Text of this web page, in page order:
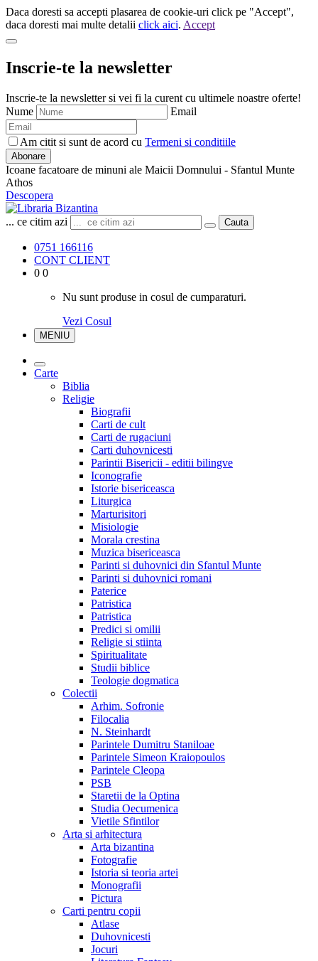
Daca doresti sa accepti plasarea de cookie-uri click pe "Accept",
daca doresti mai multe detalii click aici. Accept
Inscrie-te la newsletter
Inscrie-te la newsletter si vei fi la curent cu ultimele noastre oferte!
Nume
Email
Am citit si sunt de acord cu Termeni si conditiile
Abonare
Icoane facatoare de minuni ale Maicii Domnului - Sfantul Munte
Athos
Descopera
... ce citim azi Cauta
0751 166116
CONT CLIENT
0 0
Nu sunt produse in cosul de cumparaturi.
Vezi Cosul
MENIU
Carte
Biblia
Religie
Biografii
Carti de cult
Carti de rugaciuni
Carti duhovnicesti
Parintii Bisericii - editii bilingve
Iconografie
Istorie bisericeasca
Liturgica
Marturisitori
Misiologie
Morala crestina
Muzica bisericeasca
Parinti si duhovnici din Sfantul Munte
Parinti si duhovnici romani
Paterice
Patristica
Patristica
Predici si omilii
Religie si stiinta
Spiritualitate
Studii biblice
Teologie dogmatica
Colectii
Arhim. Sofronie
Filocalia
N. Steinhardt
Parintele Dumitru Staniloae
Parintele Simeon Kraiopoulos
Parintele Cleopa
PSB
Staretii de la Optina
Studia Oecumenica
Vietile Sfintilor
Arta si arhitectura
Arta bizantina
Fotografie
Istoria si teoria artei
Monografii
Pictura
Carti pentru copii
Atlase
Duhovnicesti
Jocuri